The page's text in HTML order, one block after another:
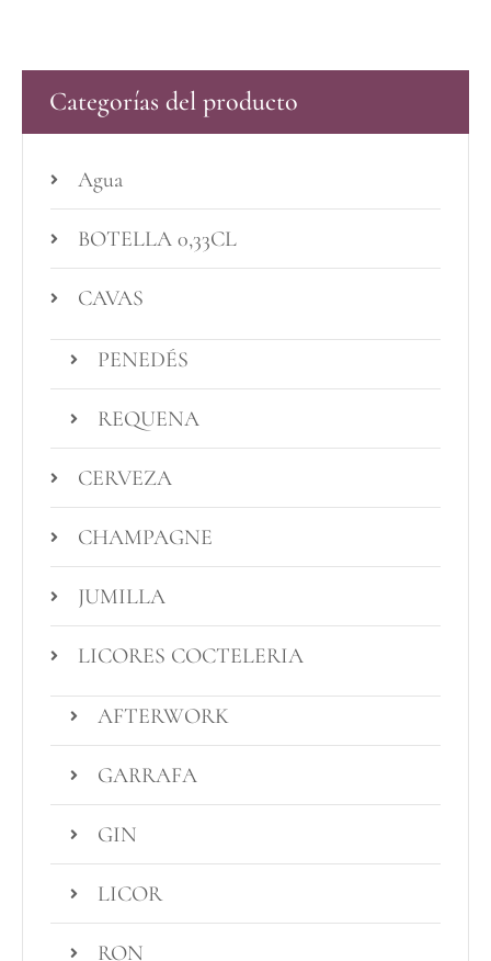
Categorías del producto
Agua
BOTELLA 0,33CL
CAVAS
PENEDÉS
REQUENA
CERVEZA
CHAMPAGNE
JUMILLA
LICORES COCTELERIA
AFTERWORK
GARRAFA
GIN
LICOR
RON